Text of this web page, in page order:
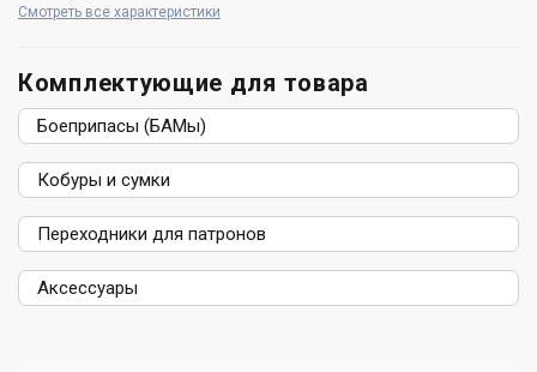
Смотреть все характеристики
Комплектующие для товара
Боеприпасы (БАМы)
Кобуры и сумки
Переходники для патронов
Аксессуары